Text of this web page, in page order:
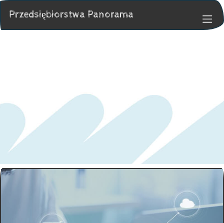
Przedsiębiorstwa Panorama